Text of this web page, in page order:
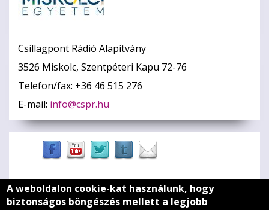
Csillagpont Rádió Alapítvány
3526 Miskolc, Szentpéteri Kapu 72-76
Telefon/fax: +36 46 515 276
E-mail: info@cspr.hu
Zöld szív
A weboldalon cookie-kat használunk, hogy
biztonságos böngészés mellett a legjobb